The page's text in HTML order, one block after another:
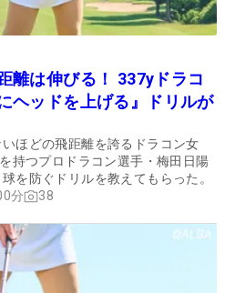
離は伸びる！ 337yドラコ
ヘッドを上げる』ドリルが
ほどの飛距離を誇るドラコン女
持つプロドラコン選手・梅田日陽
を防ぐドリルを教えてもらった。
分
38